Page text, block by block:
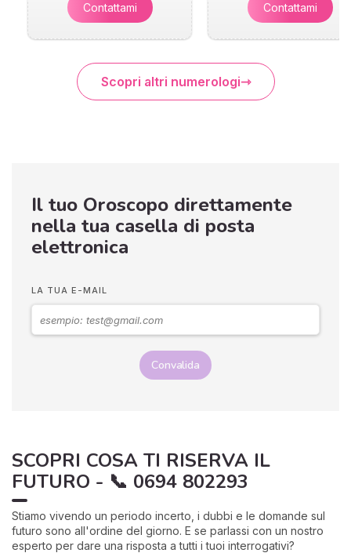
Contattami Contattami
Scopri altri numerologi
Il tuo Oroscopo direttamente
nella tua casella di posta
elettronica
LA TUA E-MAIL
Convalida
SCOPRI COSA TI RISERVA IL
FUTURO - 📞 0694 802293
Stiamo vivendo un periodo incerto, i dubbi e le domande sul
futuro sono all'ordine del giorno. E se parlassi con un nostro
esperto per dare una risposta a tutti i tuoi interrogativi?